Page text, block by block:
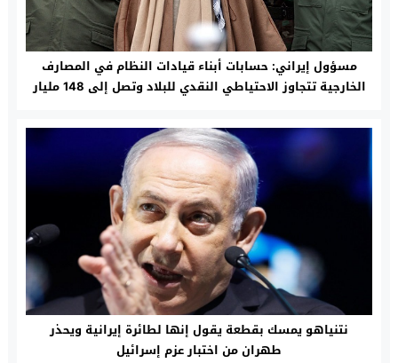
مسؤول إيراني: حسابات أبناء قيادات النظام في المصارف
الخارجية تتجاوز الاحتياطي النقدي للبلاد وتصل إلى 148 مليار
نتنياهو يمسك بقطعة يقول إنها لطائرة إيرانية ويحذر
طهران من اختبار عزم إسرائيل